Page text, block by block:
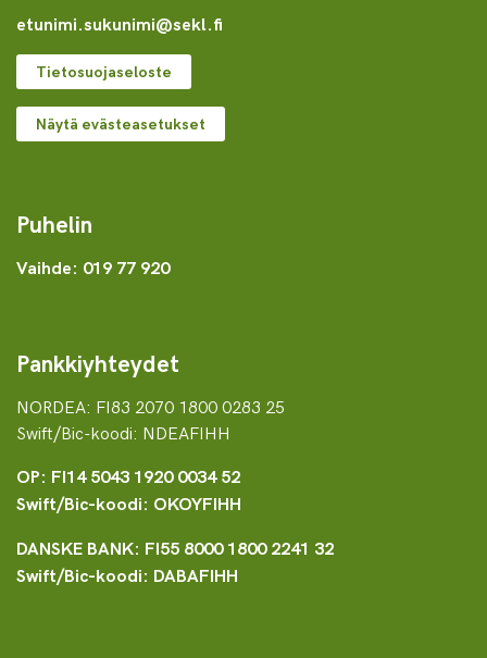
etunimi.sukunimi@sekl.fi
Tietosuojaseloste
Näytä evästeasetukset
Puhelin
Vaihde: 019 77 920
Pankkiyhteydet
NORDEA: FI83 2070 1800 0283 25
Swift/Bic-koodi: NDEAFIHH
OP: FI14 5043 1920 0034 52
Swift/Bic-koodi: OKOYFIHH
DANSKE BANK: FI55 8000 1800 2241 32
Swift/Bic-koodi: DABAFIHH